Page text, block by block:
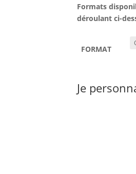
Formats
déroulant ci-
FORMAT
Je